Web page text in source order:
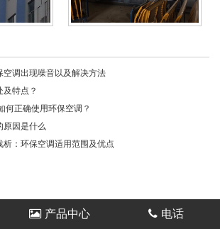
空调出现噪音以及解决方法
特点？
何正确使用环保空调？
原因是什么
析：环保空调适用范围及优点
产品中心 电话